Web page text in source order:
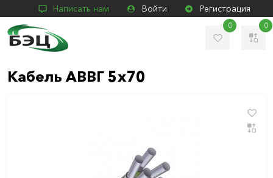
Написать нам Войти Регистрация
0 0
Кабель АВВГ 5х70